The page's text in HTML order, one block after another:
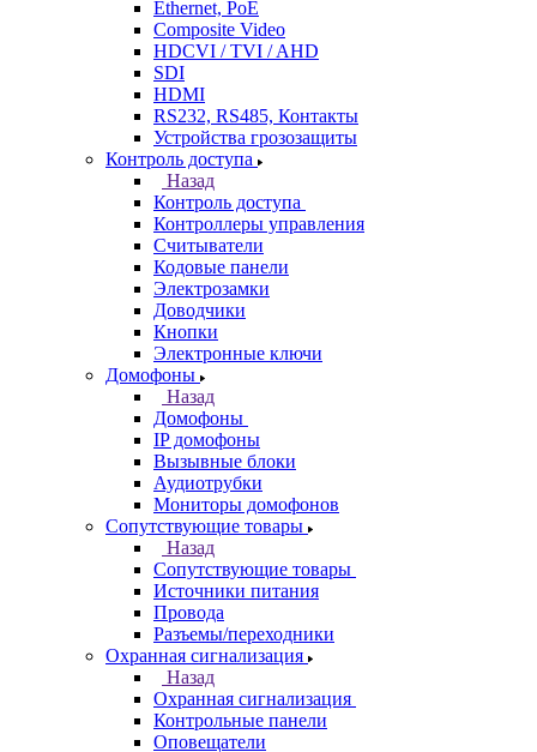
Ethernet, PoE
Composite Video
HDCVI / TVI / AHD
SDI
HDMI
RS232, RS485, Контакты
Устройства грозозащиты
Контроль доступа
Назад
Контроль доступа
Контроллеры управления
Считыватели
Кодовые панели
Электрозамки
Доводчики
Кнопки
Электронные ключи
Домофоны
Назад
Домофоны
IP домофоны
Вызывные блоки
Аудиотрубки
Мониторы домофонов
Сопутствующие товары
Назад
Сопутствующие товары
Источники питания
Провода
Разъемы/переходники
Охранная сигнализация
Назад
Охранная сигнализация
Контрольные панели
Оповещатели